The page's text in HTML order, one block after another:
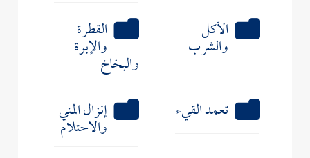
الأكل
والشرب
القطرة
والإبرة
والبخاخ
تعمد القيء
إنزال المني
والاحتلام